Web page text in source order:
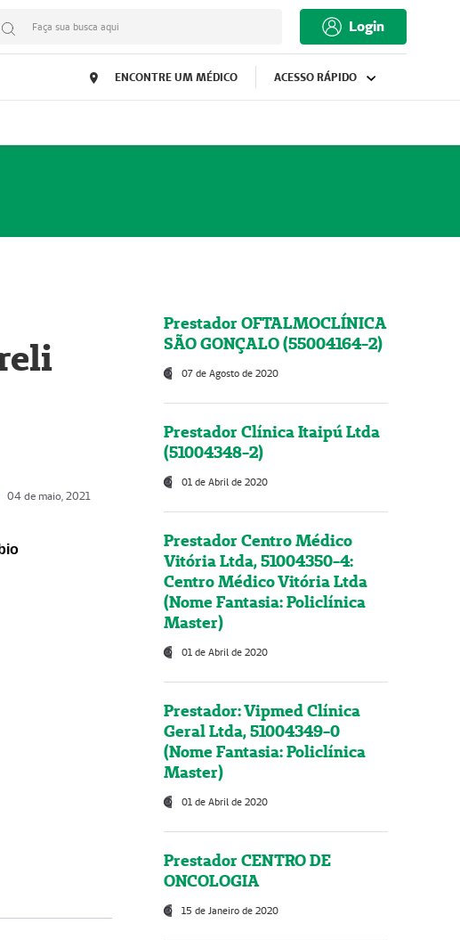
Faça sua busca aqui Login
ENCONTRE UM MÉDICO ACESSO RÁPIDO
04 de maio, 2021
Prestador OFTALMOCLÍNICA
SÃO GONÇALO (55004164-2)
07 de Agosto de 2020
Prestador Clínica Itaipú Ltda
(51004348-2)
01 de Abril de 2020
Prestador Centro Médico
Vitória Ltda, 51004350-4:
Centro Médico Vitória Ltda
(Nome Fantasia: Policlínica
Master)
01 de Abril de 2020
Prestador: Vipmed Clínica
Geral Ltda, 51004349-0
(Nome Fantasia: Policlínica
Master)
01 de Abril de 2020
Prestador CENTRO DE
ONCOLOGIA
15 de Janeiro de 2020